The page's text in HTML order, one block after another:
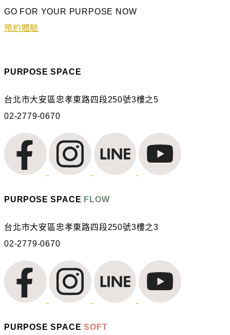
GO FOR YOUR PURPOSE NOW
預約體驗
PURPOSE SPACE
台北市大安區忠孝東路四段250號3樓之5
02-2779-0670
PURPOSE SPACE FLOW
台北市大安區忠孝東路四段250號3樓之3
02-2779-0670
PURPOSE SPACESOFT